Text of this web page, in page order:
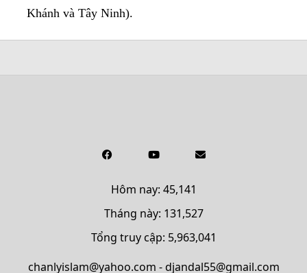
Khánh và Tây Ninh).
Hôm nay: 45,141
Tháng này: 131,527
Tổng truy cập: 5,963,041
chanlyislam@yahoo.com - djandal55@gmail.com